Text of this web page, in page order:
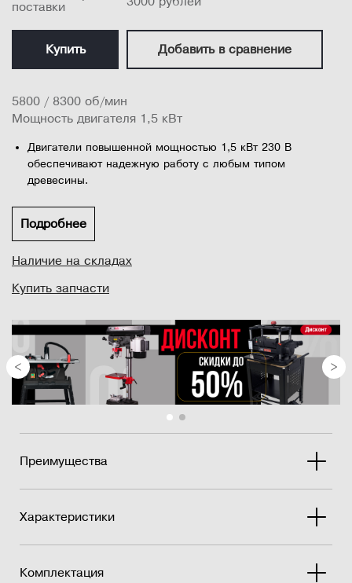
поставки
Купить Добавить в сравнение
5800 / 8300 об/мин
Мощность двигателя 1,5 кВт
Двигатели повышенной мощностью 1,5 кВт 230 В
обеспечивают надежную работу с любым типом
древесины.
Стартовый штифт начального положения для
фрезерования криволинейных форм.
обеспечивает выбор требуемой частоты вращения и
для обеспечения прост...
Подробнее
Наличие на складах
Купить запчасти
Преимущества
Характеристики
Комплектация